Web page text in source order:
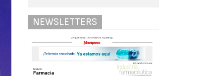
NEWSLETTERS